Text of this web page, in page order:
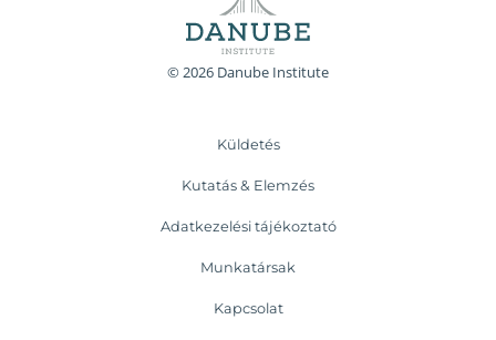
© 2026 Danube Institute
Küldetés
Kutatás & Elemzés
Adatkezelési tájékoztató
Munkatársak
Kapcsolat